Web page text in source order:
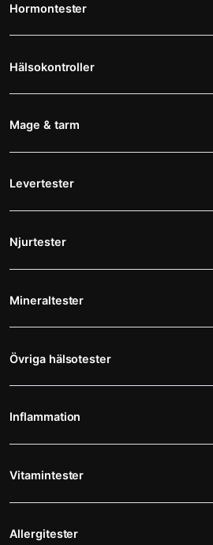
Hormontester
Hälsokontroller
Mage & tarm
Levertester
Njurtester
Mineraltester
Övriga hälsotester
Inflammation
Vitamintester
Allergitester